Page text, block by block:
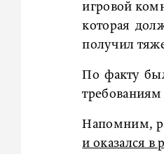
игровой
которая
получил
По факту
требованиям
Напомним,
и оказался в